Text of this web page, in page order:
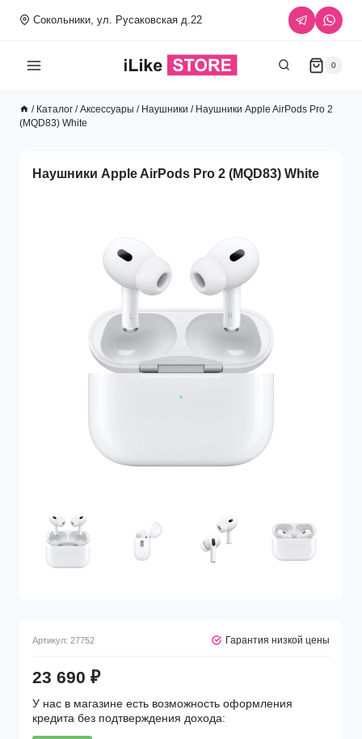
Сокольники, ул. Русаковская д.22
0
/ Каталог / Аксессуары / Наушники / Наушники Apple AirPods Pro 2
(MQD83) White
Наушники Apple AirPods Pro 2 (MQD83) White
Артикул: 27752 Гарантия низкой цены
23 690 ₽
У нас в магазине есть возможность оформления
кредита без подтверждения дохода: